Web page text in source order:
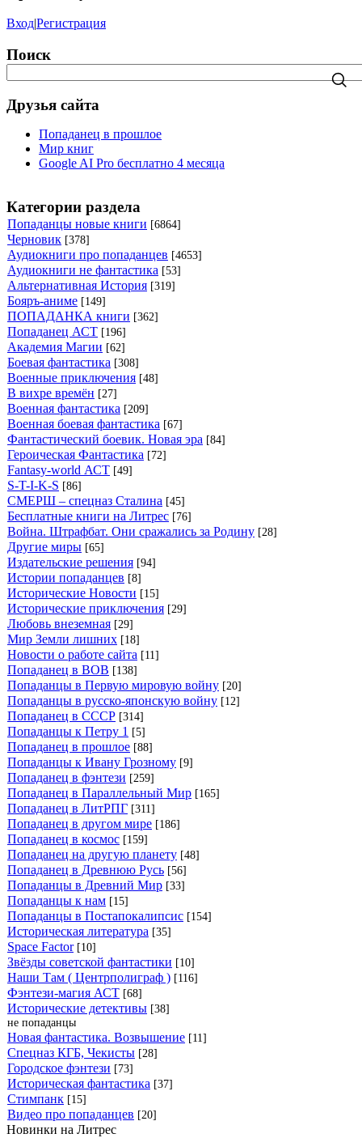
Вход|Регистрация
Поиск
Друзья сайта
Попаданец в прошлое
Мир книг
Google AI Pro бесплатно 4 месяца
Категории раздела
Попаданцы новые книги [6864]
Черновик [378]
Аудиокниги про попаданцев [4653]
Аудиокниги не фантастика [53]
Альтернативная История [319]
Бояръ-аниме [149]
ПОПАДАНКА книги [362]
Попаданец АСТ [196]
Академия Магии [62]
Боевая фантастика [308]
Военные приключения [48]
В вихре времён [27]
Военная фантастика [209]
Военная боевая фантастика [67]
Фантастический боевик. Новая эра [84]
Героическая Фантастика [72]
Fantasy-world АСТ [49]
S-T-I-K-S [86]
СМЕРШ – спецназ Сталина [45]
Бесплатные книги на Литрес [76]
Война. Штрафбат. Они сражались за Родину [28]
Другие миры [65]
Издательские решения [94]
Истории попаданцев [8]
Исторические Новости [15]
Исторические приключения [29]
Любовь внеземная [29]
Мир Земли лишних [18]
Новости о работе сайта [11]
Попаданец в ВОВ [138]
Попаданцы в Первую мировую войну [20]
Попаданцы в русско-японскую войну [12]
Попаданец в СССР [314]
Попаданцы к Петру 1 [5]
Попаданец в прошлое [88]
Попаданцы к Ивану Грозному [9]
Попаданец в фэнтези [259]
Попаданец в Параллельный Мир [165]
Попаданец в ЛитРПГ [311]
Попаданец в другом мире [186]
Попаданец в космос [159]
Попаданец на другую планету [48]
Попаданец в Древнюю Русь [56]
Попаданцы в Древний Мир [33]
Попаданцы к нам [15]
Попаданцы в Постапокалипсис [154]
Историческая литература [35]
Space Factor [10]
Звёзды советской фантастики [10]
Наши Там ( Центрполиграф ) [116]
Фэнтези-магия АСТ [68]
Исторические детективы [38]
не попаданцы
Новая фантастика. Возвышение [11]
Спецназ КГБ, Чекисты [28]
Городское фэнтези [73]
Историческая фантастика [37]
Стимпанк [15]
Видео про попаданцев [20]
Новинки на Литрес